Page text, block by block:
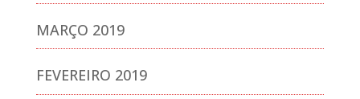
MARÇO 2019
FEVEREIRO 2019